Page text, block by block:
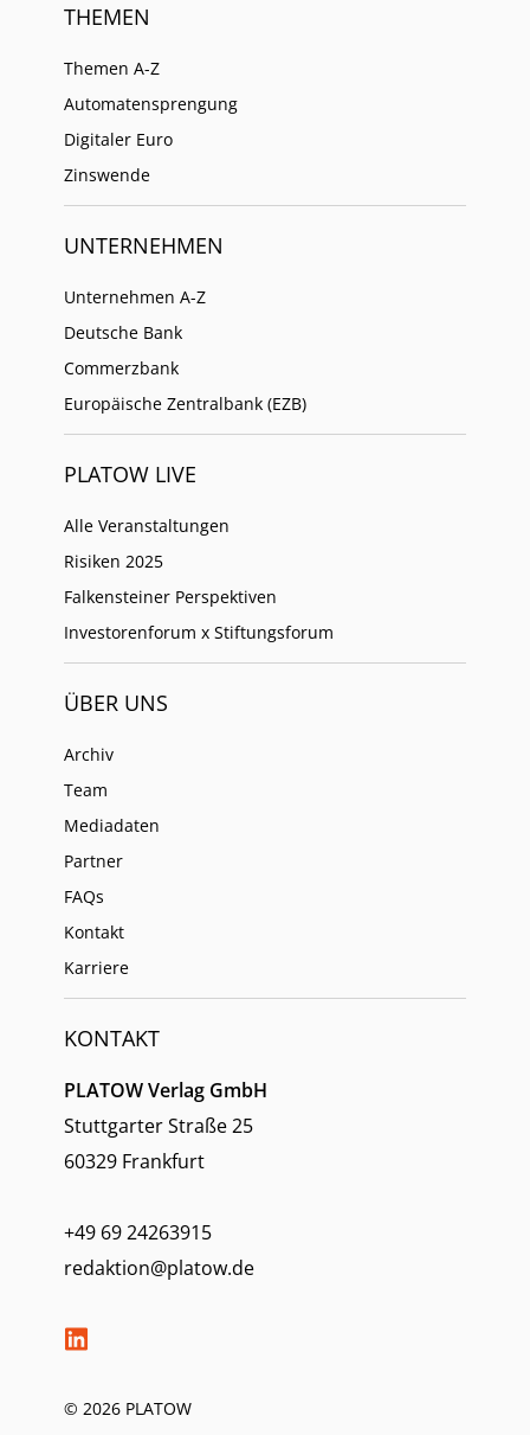
THEMEN
Themen A-Z
Automatensprengung
Digitaler Euro
Zinswende
UNTERNEHMEN
Unternehmen A-Z
Deutsche Bank
Commerzbank
Europäische Zentralbank (EZB)
PLATOW LIVE
Alle Veranstaltungen
Risiken 2025
Falkensteiner Perspektiven
Investorenforum x Stiftungsforum
ÜBER UNS
Archiv
Team
Mediadaten
Partner
FAQs
Kontakt
Karriere
KONTAKT
PLATOW Verlag GmbH
Stuttgarter Straße 25
60329 Frankfurt
+49 69 24263915
redaktion@platow.de
© 2026 PLATOW